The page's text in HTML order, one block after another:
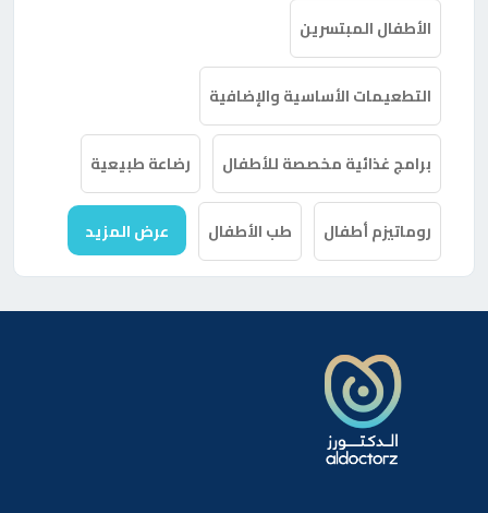
الأطفال المبتسرين
التطعيمات الأساسية والإضافية
برامج غذائية مخصصة للأطفال رضاعة طبيعية
روماتيزم أطفال طب الأطفال عرض المزيد